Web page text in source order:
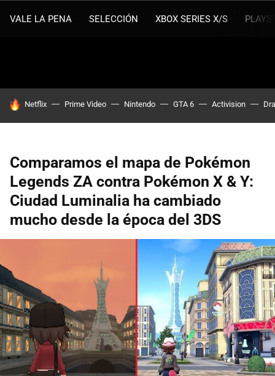
VALE LA PENA SELECCIÓN XBOX SERIES X/S
HOY SE HABLA DE
Netflix Prime Video Nintendo GTA 6 Activision
Comparamos el mapa de Pokémon
Legends ZA contra Pokémon X & Y:
Ciudad Luminalia ha cambiado
mucho desde la época del 3DS